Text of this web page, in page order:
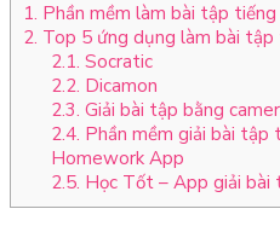
1. Phần mềm làm bài tập
2. Top 5 ứng dụng làm bài tập
2.1. Socratic
2.2. Dicamon
2.3. Giải bài tập bằng
2.4. Phần mềm giải bài tập
Homework App
2.5. Học Tốt – App giải bài